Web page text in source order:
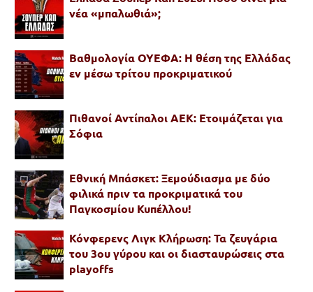
νέα «μπαλωθιά»;
Βαθμολογία ΟΥΕΦΑ: Η θέση της Ελλάδας
εν μέσω τρίτου προκριματικού
Πιθανοί Αντίπαλοι ΑΕΚ: Ετοιμάζεται για
Σόφια
Εθνική Μπάσκετ: Ξεμούδιασμα με δύο
φιλικά πριν τα προκριματικά του
Παγκοσμίου Κυπέλλου!
Κόνφερενς Λιγκ Κλήρωση: Τα ζευγάρια
του 3ου γύρου και οι διασταυρώσεις στα
playoffs